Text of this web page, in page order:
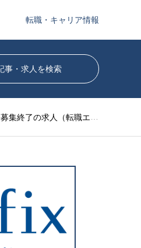
転職・キャリア情報
募集終了の求人（転職エージェントサービス）